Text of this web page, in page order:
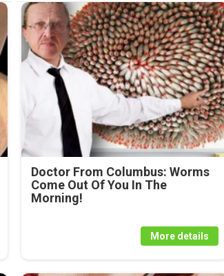
Doctor From Columbus: Worms
Come Out Of You In The
Morning!
More details